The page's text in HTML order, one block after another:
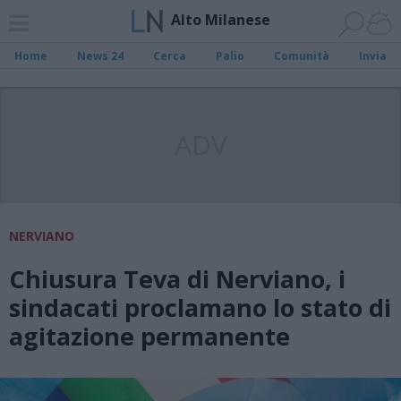
Alto Milanese
Home News 24 Cerca Palio Comunità Invia
NERVIANO
Chiusura Teva di Nerviano, i
sindacati proclamano lo stato di
agitazione permanente